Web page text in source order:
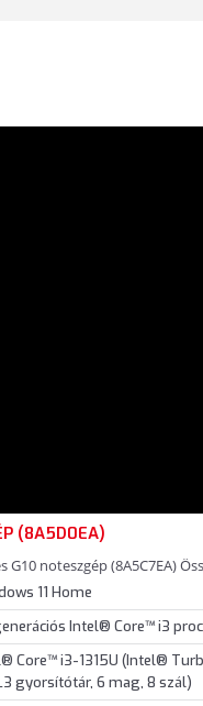
(8A5D0EA)
G10 noteszgép (8A5C7EA)
11 Home
Intel® Core™ i3
Core™ i3-1315U (Intel®
gyorsítótár, 6 mag, 8 szál)